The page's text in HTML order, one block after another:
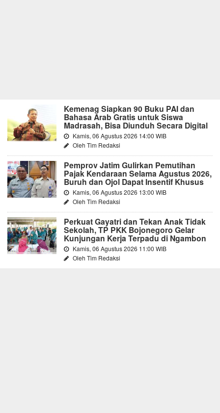
Kemenag Siapkan 90 Buku PAI dan
Bahasa Arab Gratis untuk Siswa
Madrasah, Bisa Diunduh Secara Digital
Kamis, 06 Agustus 2026 14:00 WIB
Oleh Tim Redaksi
Pemprov Jatim Gulirkan Pemutihan
Pajak Kendaraan Selama Agustus 2026,
Buruh dan Ojol Dapat Insentif Khusus
Kamis, 06 Agustus 2026 13:00 WIB
Oleh Tim Redaksi
Perkuat Gayatri dan Tekan Anak Tidak
Sekolah, TP PKK Bojonegoro Gelar
Kunjungan Kerja Terpadu di Ngambon
Kamis, 06 Agustus 2026 11:00 WIB
Oleh Tim Redaksi